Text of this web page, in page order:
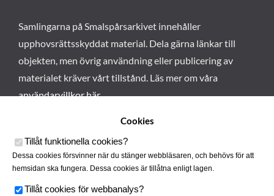
Samlingarna på Smalspårsarkivet innehåller
upphovsrättsskyddat material. Dela gärna länkar till
objekten, men övrig användning eller publicering av
materialet kräver vårt tillstånd. Läs mer om våra
användarvillkor här.
Cookies
Tillåt funktionella cookies?
Dessa cookies försvinner när du stänger webbläsaren, och behövs för att
hemsidan ska fungera. Dessa cookies är tillåtna enligt lagen.
Tillåt cookies för webbanalys?